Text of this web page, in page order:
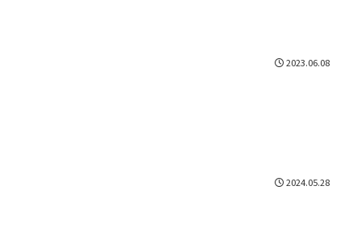
2023.06.08
2024.05.28